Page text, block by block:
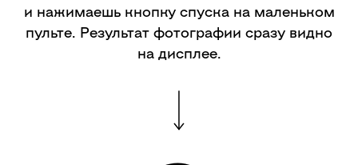
и нажимаешь кнопку спуска на маленьком
пульте. Результат фотографии сразу видно
на дисплее.